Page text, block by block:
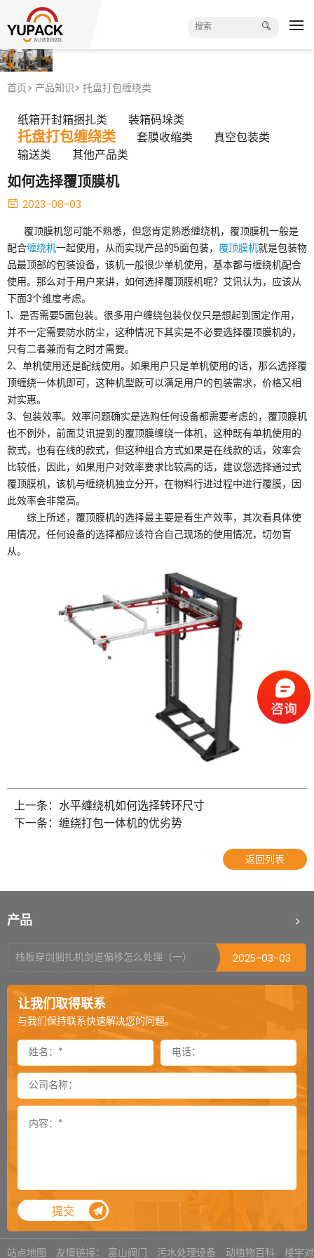
首页 产品知识 托盘打包缠绕类
纸箱开封箱捆扎类 装箱码垛类
托盘打包缠绕类 套膜收缩类
真空包装类
输送类
其他产品类
如何选择覆顶膜机
2023-08-03
覆顶膜机您可能不熟悉，但您肯定熟悉缠绕机，覆顶膜机一般是
配合缠绕机一起使用，从而实现产品的5面包装， 覆顶膜机就是包装物
品最顶部的包装设备，该机一般很少单机使用，基本都与缠绕机配合
使用。那么对于用户来讲，如何选择覆顶膜机呢？艾讯认为，应该从
下面3个维度考虑。
1、是否需要5面包装。很多用户缠绕包装仅仅只是想起到固定作用，
并不一定需要防水防尘，这种情况下其实是不必要选择覆顶膜机的，
只有二者兼而有之时才需要。
2、单机使用还是配线使用。如果用户只是单机使用的话，那么选择覆
顶缠绕一体机即可，这种机型既可以满足用户的包装需求，价格又相
对实惠。
3、包装效率。效率问题确实是选购任何设备都需要考虑的，覆顶膜机
也不例外，前面艾讯提到的覆顶膜缠绕一体机，这种既有单机使用的
款式，也有在线的款式，但这种组合方式如果是在线款的话，效率会
比较低，因此，如果用户对效率要求比较高的话，建议您选择通过式
覆顶膜机，该机与缠绕机独立分开，在物料行进过程中进行覆膜，因
此效率会非常高。
综上所述，覆顶膜机的选择最主要是看生产效率，其次看具体使
用情况，任何设备的选择都应该符合自己现场的使用情况，切勿盲
从。
上一条：水平缠绕机如何选择转环尺寸
下一条：缠绕打包一体机的优劣势
返回列表
产品
2022-10-09
初次使用开箱机需要注意的问题
2025-03-18
栈板穿剑捆扎机剑道偏移怎么处理（二）
栈板穿剑捆扎机剑道偏移怎么处理（一）
2025-03-03
封箱机可以倒过来当开箱机用吗
2024-12-03
封箱机侧帖可以加到多长
卸垛机是一款特殊的机器吗
通过式覆顶膜机选购须知
2024-11-18
顶升旋转机用气缸还是用电机
2024-11-12
真空包装机有异响如何解决
2024-10-28
选购立柜式真空机需要确认哪些参数
托盘井型捆扎的几种方式
2024-10-21
让我们取得联系
与我们保持联系快速解决您的问题。
提交
站点地图 友情链接： 富山阀门 污水处理设备 动植物百科 楼宇对